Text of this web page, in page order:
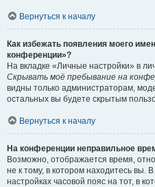
Вернуться к началу
Как избежать появления моего
конференции»?
На вкладке «Личные настройки» в
Скрывать моё пребывание на
видны только администраторам,
остальных вы будете скрытым
Вернуться к началу
На конференции неправильное
Возможно, отображается время,
не к тому, в котором находитесь вы.
настройках часовой пояс на тот, в